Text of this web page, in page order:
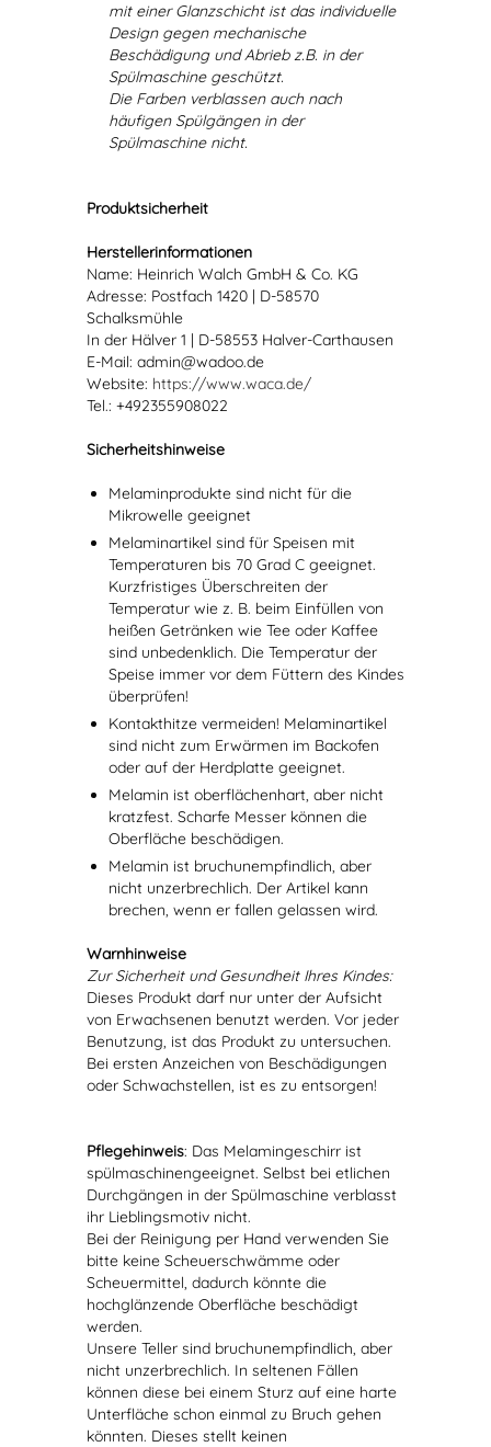
mit einer Glanzschicht ist das individuelle
Design gegen mechanische
Beschädigung und Abrieb z.B. in der
Spülmaschine geschützt.
Die Farben verblassen auch nach
häufigen Spülgängen in der
Spülmaschine nicht.
Produktsicherheit
Herstellerinformationen
Name: Heinrich Walch GmbH & Co. KG
Adresse: Postfach 1420 | D-58570
Schalksmühle
In der Hälver 1 | D-58553 Halver-Carthausen
E-Mail: admin@wadoo.de
Website: https://www.waca.de/
Tel.: +492355908022
Sicherheitshinweise
Melaminprodukte sind nicht für die
Mikrowelle geeignet
Melaminartikel sind für Speisen mit
Temperaturen bis 70 Grad C geeignet.
Kurzfristiges Überschreiten der
Temperatur wie z. B. beim Einfüllen von
heißen Getränken wie Tee oder Kaffee
sind unbedenklich. Die Temperatur der
Speise immer vor dem Füttern des Kindes
überprüfen!
Kontakthitze vermeiden! Melaminartikel
sind nicht zum Erwärmen im Backofen
oder auf der Herdplatte geeignet.
Melamin ist oberflächenhart, aber nicht
kratzfest. Scharfe Messer können die
Oberfläche beschädigen.
Melamin ist bruchunempfindlich, aber
nicht unzerbrechlich. Der Artikel kann
brechen, wenn er fallen gelassen wird.
Warnhinweise
Zur Sicherheit und Gesundheit Ihres Kindes:
Dieses Produkt darf nur unter der Aufsicht
von Erwachsenen benutzt werden. Vor jeder
Benutzung, ist das Produkt zu untersuchen.
Bei ersten Anzeichen von Beschädigungen
oder Schwachstellen, ist es zu entsorgen!
Pflegehinweis: Das Melamingeschirr ist
spülmaschinengeeignet. Selbst bei etlichen
Durchgängen in der Spülmaschine verblasst
ihr Lieblingsmotiv nicht.
Bei der Reinigung per Hand verwenden Sie
bitte keine Scheuerschwämme oder
Scheuermittel, dadurch könnte die
hochglänzende Oberfläche beschädigt
werden.
Unsere Teller sind bruchunempfindlich, aber
nicht unzerbrechlich. In seltenen Fällen
können diese bei einem Sturz auf eine harte
Unterfläche schon einmal zu Bruch gehen
könnten. Dieses stellt keinen